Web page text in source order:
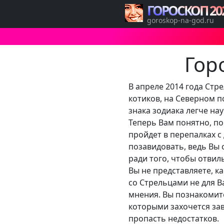
В апреле 2014 года
котиков, на Северном
знака зодиака легче
Теперь Вам понятно,
пройдет в перепалках
позавидовать, ведь
ради того, чтобы
Вы не представляете,
со Стрельцами не для
мнения. Вы
которыми захочется
пропасть недостатков.
ГОРОСКОП
goroskop-na-god.ru